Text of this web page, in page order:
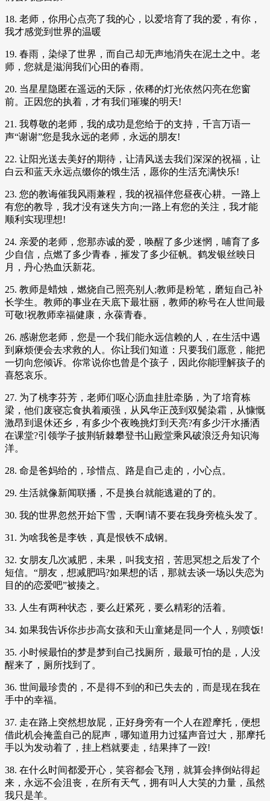
18. 老师，你用心点亮了我的心，以爱培育了我的爱，有你，
我才感觉到世界的温暖
19. 春雨，染绿了世界，而自己却无声地消失在泥土之中。老
师，您就是滋润我们心田的春雨。
20. 当星星隐匿在遥远的天际，依稀的灯光依然闪亮在您窗
前。正因您的执着，才有我们璀璨的明天!
21. 我尊敬的老师，我的成功是您给于的支持，千言万语一
声“谢谢”您是我永远的老师，永远的朋友!
22. 让阳光送去美好的期待，让清风送去我们深深的祝福，让
白云和蓝天永远点缀你的饿生活，愿你的生活充满快乐!
23. 您的教诲催我风雨兼程，我的祝福伴您昼夜心耕。一路上
有您的教导，我才没有迷失方向;一路上有您的关注，我才能
顺利实现理想!
24. 亲爱的老师，您那赤诚的爱，唤醒了多少迷惘，哺育了多
少自信，点燃了多少青春，摧发了多少征帆。鹤发银丝映日
月，丹心热血沃新花。
25. 教师是蜡烛，燃烧自己照亮别人;教师是粉笔，磨短自己补
长学生。教师的事业在天底下最壮丽，教师的称号在人世间最
可敬!祝教师幸福健康，永葆青春。
26. 感谢您老师，您是一个我们能永远信赖的人，在生活中遇
到麻烦便会去求救的人。你让我们知道：只要我们愿意，能把
一切向您倾诉。你常说你也曾是个孩子，因此你能理解孩子的
喜怒哀乐。
27. 为了桃李芬芳，老师们呕心沥血挂肚牵肠，为了培育栋
梁，他们废寝忘食执着顽强，从风华正茂到双鬓染霜，从慷慨
激昂到退休还乡，有多少个夜晚挑灯到天亮?有多少汗水播洒
在课堂?引领学子披荆斩棘攀登书山殿堂乘风破浪泛舟知识海
洋。
28. 命是爸妈给的，珍惜点、路是自己走的，小心点。
29. 生活就像新闻联播，不是换台就能逃避的了的。
30. 我的世界忽然开始下雪，天啊!请不要在我身旁梳头发了。
31. 为啥我爸是李铁，真是恨铁不成钢。
32. 女朋友几次减肥，未果，叫我支招，苦思冥想之后发了个
短信。“朋友，想减肥吗?如果想的话，那就去谈一场以失恋为
目的的恋爱吧”被揍之。
33. 人生有两种状态，要么赶紧死，要么精彩的活着。
34. 如果我告诉你步步高女孩和天山童姥是同一个人，别喷饭!
35. 小时候最怕的梦是梦到自己找厕所，最最可怕的是，人没
醒来了，厕所找到了。
36. 世间最珍贵的，不是得不到的和已失去的，而是现在我在
手中的幸福。
37. 走在路上突然想放屁，正好身旁有一个人在蹬摩托，便想
借此机会掩盖自己的屁声，哪知道用力过猛声音过大，那摩托
手以为发动着了，挂上档就要走，结果摔了一跤!
38. 在什么时间都爱开心，笑容都会飞翔，就算会摔倒站得起
来，永远不会沮丧，在所有天气，拥有叫人大笑的力量，虽然
我只是羊。